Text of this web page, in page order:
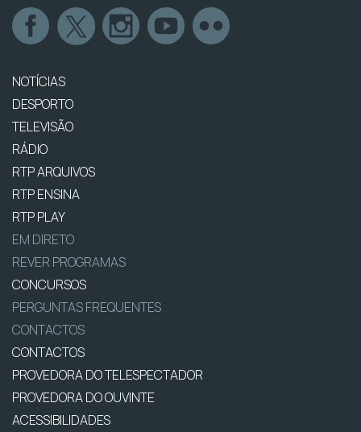
NOTÍCIAS
DESPORTO
TELEVISÃO
RÁDIO
RTP ARQUIVOS
RTP ENSINA
RTP PLAY
EM DIRETO
REVER PROGRAMAS
CONCURSOS
PERGUNTAS FREQUENTES
CONTACTOS
CONTACTOS
PROVEDORA DO TELESPECTADOR
PROVEDORA DO OUVINTE
ACESSIBILIDADES